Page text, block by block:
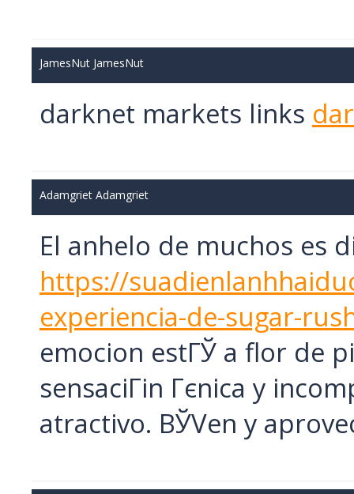
JamesNut JamesNut
darknet markets links
Adamgriet Adamgriet
El anhelo de muchos es
https://
experiencia-de-sugar-
emocion estГЎ a flor de
sensaciГіn Гєnica y
atractivo. ВЎVen y